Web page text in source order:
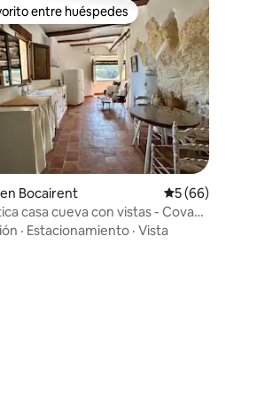
4.92 de 5, 13 reseñas
entre huéspedes preferido
entre huéspedes
Bocairent Calificación
5 (66)
casa cueva con vistas - Cova
· Estacionamiento · Vista